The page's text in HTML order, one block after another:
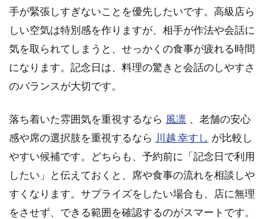
手が緊張しすぎないことを優先したいです。高級店ら
しい空気は特別感を作りますが、相手が作法や会話に
気を取られてしまうと、せっかくの食事が疲れる時間
になります。記念日は、料理の驚きと会話のしやすさ
のバランスが大切です。
落ち着いた雰囲気を重視するなら 風凛 、老舗の安心
感や席の選択肢を重視するなら 川越 幸すし が比較し
やすい候補です。どちらも、予約前に「記念日で利用
したい」と伝えておくと、席や食事の流れを相談しや
すくなります。サプライズをしたい場合も、店に無理
をさせず、できる範囲を確認するのがスマートです。